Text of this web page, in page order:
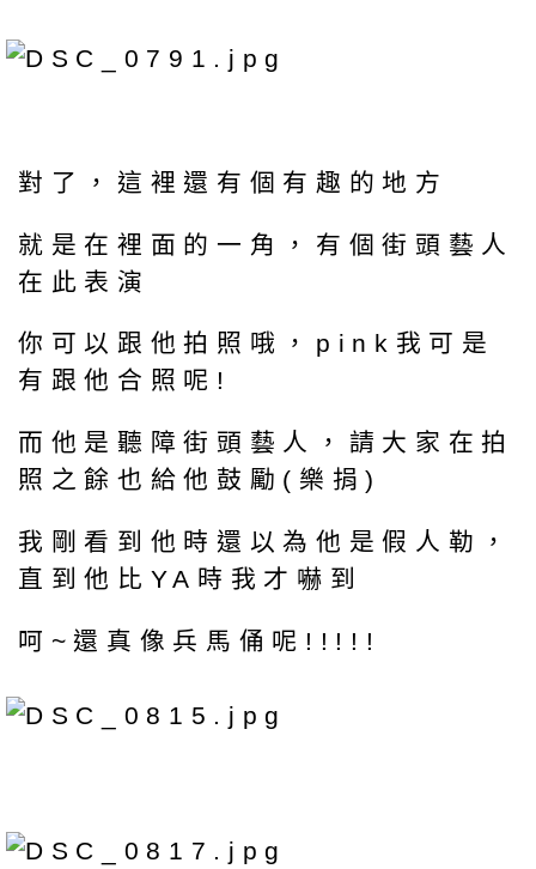
對了，這裡還有個有趣的地方
就是在裡面的一角，有個街頭藝人
在此表演
你可以跟他拍照哦，pink我可是
有跟他合照呢!
而他是聽障街頭藝人，請大家在拍
照之餘也給他鼓勵(樂捐)
我剛看到他時還以為他是假人勒，
直到他比YA時我才嚇到
呵~還真像兵馬俑呢!!!!!